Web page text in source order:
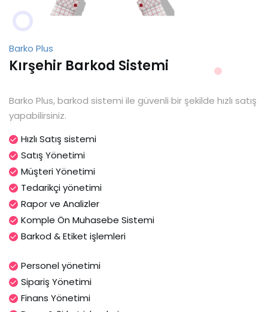
Barko Plus
Kırşehir Barkod Sistemi
Barko Plus, barkod sistemi ile güvenli bir şekilde hızlı satış
yapabilirsiniz.
Hızlı Satış sistemi
Satış Yönetimi
Müşteri Yönetimi
Tedarikçi yönetimi
Rapor ve Analizler
Komple Ön Muhasebe Sistemi
Barkod & Etiket işlemleri
Personel yönetimi
Sipariş Yönetimi
Finans Yönetimi